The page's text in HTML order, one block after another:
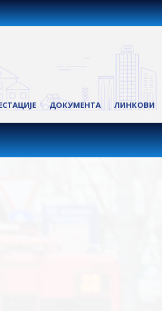
ДОКУМЕНТА ЛИНКОВИ